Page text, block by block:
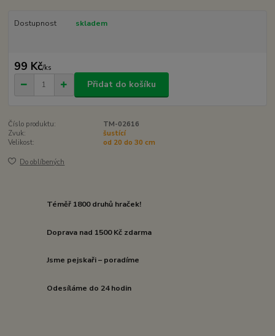
Dostupnost skladem
99 Kč/ks
Přidat do košíku
Číslo produktu:
TM-02616
Zvuk:
šustící
Velikost:
od 20 do 30 cm
Do oblíbených
Téměř 1800 druhů hraček!
Doprava nad 1500 Kč zdarma
Jsme pejskaři – poradíme
Odesíláme do 24 hodin